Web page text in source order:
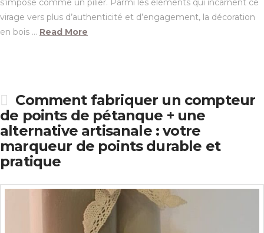
s’impose comme un pilier. Parmi les éléments qui incarnent ce
virage vers plus d’authenticité et d’engagement, la décoration
en bois … Read More
Comment fabriquer un compteur
de points de pétanque + une
alternative artisanale : votre
marqueur de points durable et
pratique